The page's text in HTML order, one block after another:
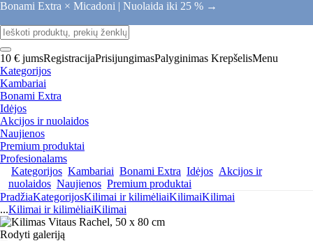
Bonami Extra × Micadoni | Nuolaida iki 25 % →
10 € jumsRegistracijaPrisijungimasPalyginimas KrepšelisMenu
Kategorijos
Kambariai
Bonami Extra
Idėjos
Akcijos ir nuolaidos
Naujienos
Premium produktai
Profesionalams
Kategorijos Kambariai Bonami Extra Idėjos Akcijos ir
nuolaidos Naujienos Premium produktai
PradžiaKategorijosKilimai ir kilimėliaiKilimaiKilimai
...Kilimai ir kilimėliaiKilimai
Rodyti galeriją